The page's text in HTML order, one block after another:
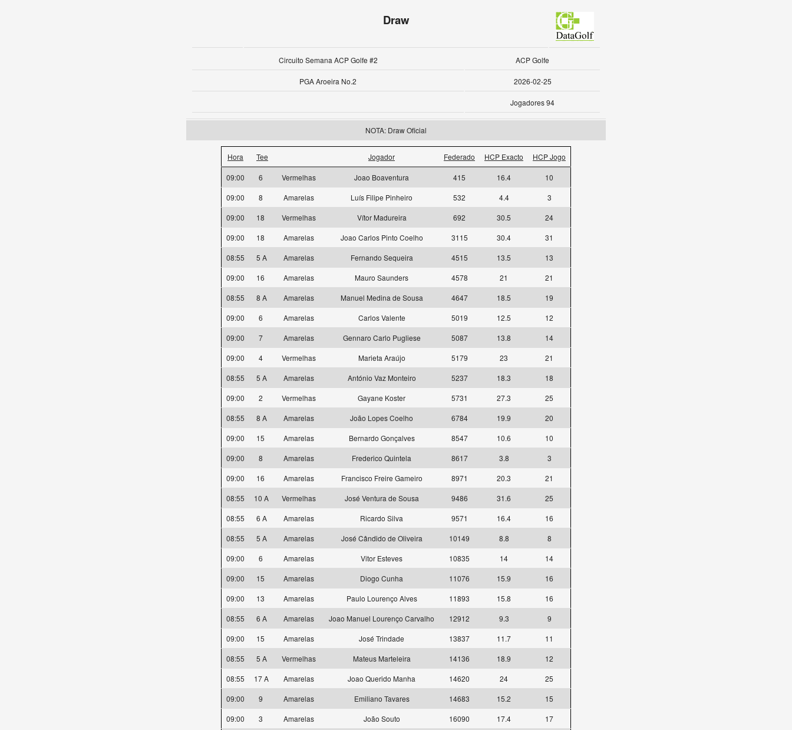
Draw
Circuito Semana ACP Golfe #2 ACP Golfe
PGA Aroeira No.2 2026-02-25
Jogadores 94
NOTA: Draw Oficial
Hora Tee Jogador Federado HCP Exacto HCP Jogo
09:00 6 Vermelhas Joao Boaventura 415 16.4
10
09:00
8 Amarelas Luís Filipe Pinheiro 532 4.4
3
09:00
18 Vermelhas Vítor Madureira 692 30.5
24
09:00
18 Amarelas Joao Carlos Pinto Coelho 3115 30.4
31
08:55
5 A Amarelas Fernando Sequeira 4515 13.5
13
09:00
16 Amarelas Mauro Saunders 4578 21
21
08:55
8 A Amarelas Manuel Medina de Sousa 4647 18.5
19
09:00
6 Amarelas Carlos Valente 5019 12.5
12
09:00
7 Amarelas Gennaro Carlo Pugliese 5087 13.8
14
09:00
4 Vermelhas Marieta Araújo 5179 23
21
08:55
5 A Amarelas António Vaz Monteiro 5237 18.3
18
09:00
2 Vermelhas Gayane Koster 5731 27.3
25
08:55
8 A Amarelas João Lopes Coelho 6784 19.9
20
09:00
15 Amarelas Bernardo Gonçalves 8547 10.6
10
09:00
8 Amarelas Frederico Quintela 8617 3.8
3
09:00
16 Amarelas Francisco Freire Gameiro 8971 20.3
21
08:55
10 A Vermelhas José Ventura de Sousa 9486 31.6
25
08:55
6 A Amarelas Ricardo Silva 9571 16.4
16
08:55
5 A Amarelas José Cândido de Oliveira 10149 8.8
8
09:00
6 Amarelas Vitor Esteves 10835 14
14
09:00
15 Amarelas Diogo Cunha 11076 15.9
16
09:00
13 Amarelas Paulo Lourenço Alves 11893 15.8
16
08:55
6 A Amarelas Joao Manuel Lourenço Carvalho 12912 9.3
9
09:00
15 Amarelas José Trindade 13837 11.7
11
08:55
5 A Vermelhas Mateus Marteleira 14136 18.9
12
08:55
17 A Amarelas Joao Querido Manha 14620 24
25
09:00
9 Amarelas Emiliano Tavares 14683 15.2
15
09:00
3 Amarelas João Souto 16090 17.4
17